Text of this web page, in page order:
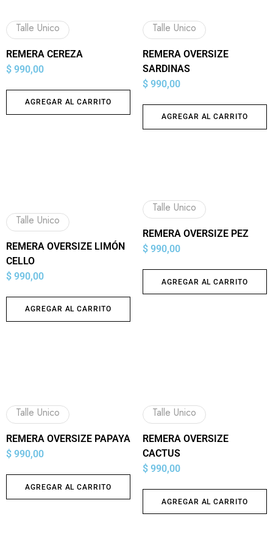
Talle Unico
REMERA CEREZA
$ 990,00
AGREGAR AL CARRITO
Talle Unico
REMERA OVERSIZE
SARDINAS
$ 990,00
AGREGAR AL CARRITO
Talle Unico
REMERA OVERSIZE LIMÓN
CELLO
$ 990,00
AGREGAR AL CARRITO
Talle Unico
REMERA OVERSIZE PEZ
$ 990,00
AGREGAR AL CARRITO
Talle Unico
REMERA OVERSIZE PAPAYA
$ 990,00
AGREGAR AL CARRITO
Talle Unico
REMERA OVERSIZE
CACTUS
$ 990,00
AGREGAR AL CARRITO